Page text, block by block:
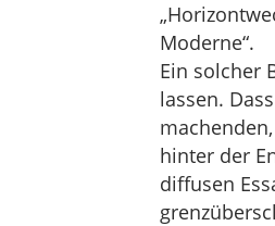
Moderne“.
Ein solcher
lassen.
hinter der
diffusen